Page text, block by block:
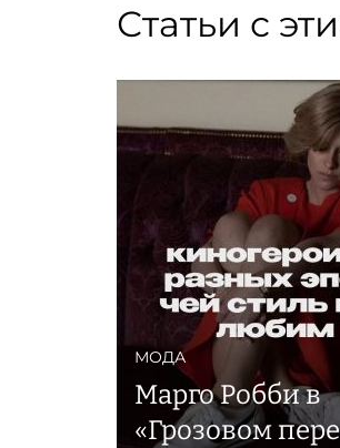
Статьи с
МОДА
Марго Робби в
«Грозовом